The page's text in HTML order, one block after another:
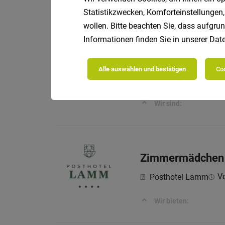
LEITNER Vollzeit
Wir sind:
Plant Quality
Wir sind:
Posthotel Lamm
Wir bieten:
Statistikzwecken,
wollen. Bitte beachten Sie, dass
Informationen finden Sie in unserer
Alle auswählen und bestätigen